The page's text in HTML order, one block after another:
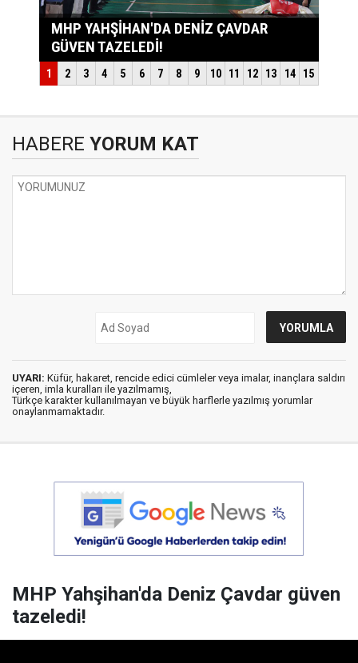
HABERE YORUM KAT
UYARI: Küfür, hakaret, rencide edici cümleler veya imalar, inançlara saldırı
içeren, imla kuralları ile yazılmamış,
Türkçe karakter kullanılmayan ve büyük harflerle yazılmış yorumlar
onaylanmamaktadır.
MHP Yahşihan'da Deniz Çavdar güven
tazeledi!